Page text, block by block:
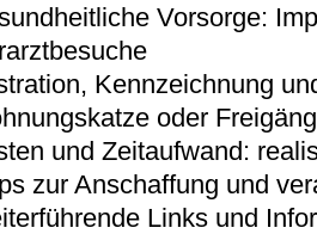
Vorsorge:
Kennzeichnung
oder
und Zeitaufwand:
zur Anschaffung und
Links und